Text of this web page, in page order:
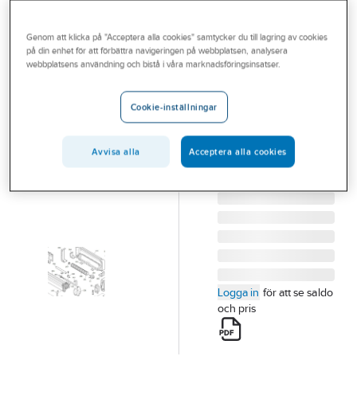
Outlet
Branscher INNOVA
DISPLAY KORT
IINNOVA 30565233
Lev.
Logga in för att se saldo
och pris
Genom att klicka på "Acceptera alla cookies" samtycker du till lagring av cookies
på din enhet för att förbättra navigeringen på webbplatsen, analysera
webbplatsens användning och bistå i våra marknadsföringsinsatser.
Cookie-inställningar
Avvisa alla Acceptera alla cookies